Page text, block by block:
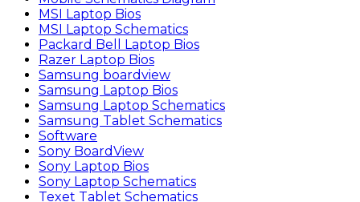
MSI Laptop Bios
MSI Laptop Schematics
Packard Bell Laptop Bios
Razer Laptop Bios
Samsung boardview
Samsung Laptop Bios
Samsung Laptop Schematics
Samsung Tablet Schematics
Software
Sony BoardView
Sony Laptop Bios
Sony Laptop Schematics
Texet Tablet Schematics